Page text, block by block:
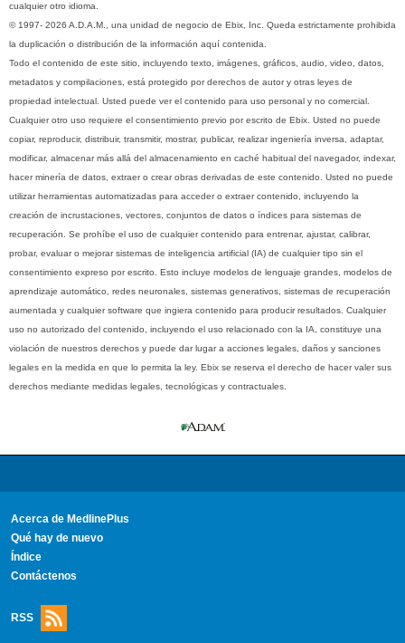
cualquier otro idioma.
© 1997- 2026 A.D.A.M., una unidad de negocio de Ebix, Inc. Queda estrictamente prohibida
la duplicación o distribución de la información aquí contenida.
Todo el contenido de este sitio, incluyendo texto, imágenes, gráficos, audio, video, datos,
metadatos y compilaciones, está protegido por derechos de autor y otras leyes de
propiedad intelectual. Usted puede ver el contenido para uso personal y no comercial.
Cualquier otro uso requiere el consentimiento previo por escrito de Ebix. Usted no puede
copiar, reproducir, distribuir, transmitir, mostrar, publicar, realizar ingeniería inversa, adaptar,
modificar, almacenar más allá del almacenamiento en caché habitual del navegador, indexar,
hacer minería de datos, extraer o crear obras derivadas de este contenido. Usted no puede
utilizar herramientas automatizadas para acceder o extraer contenido, incluyendo la
creación de incrustaciones, vectores, conjuntos de datos o índices para sistemas de
recuperación. Se prohíbe el uso de cualquier contenido para entrenar, ajustar, calibrar,
probar, evaluar o mejorar sistemas de inteligencia artificial (IA) de cualquier tipo sin el
consentimiento expreso por escrito. Esto incluye modelos de lenguaje grandes, modelos de
aprendizaje automático, redes neuronales, sistemas generativos, sistemas de recuperación
aumentada y cualquier software que ingiera contenido para producir resultados. Cualquier
uso no autorizado del contenido, incluyendo el uso relacionado con la IA, constituye una
violación de nuestros derechos y puede dar lugar a acciones legales, daños y sanciones
legales en la medida en que lo permita la ley. Ebix se reserva el derecho de hacer valer sus
derechos mediante medidas legales, tecnológicas y contractuales.
Acerca de MedlinePlus
Qué hay de nuevo
Índice
Contáctenos
RSS